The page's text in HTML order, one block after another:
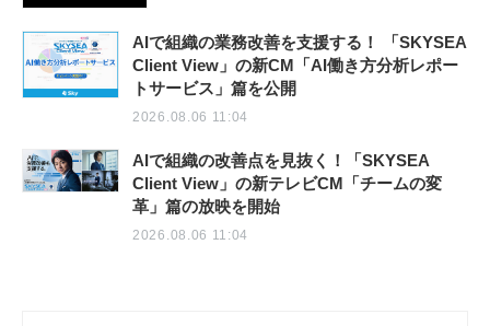
AIで組織の業務改善を支援する！ 「SKYSEA
Client View」の新CM「AI働き方分析レポー
トサービス」篇を公開
2026.08.06 11:04
AIで組織の改善点を見抜く！「SKYSEA
Client View」の新テレビCM「チームの変
革」篇の放映を開始
2026.08.06 11:04